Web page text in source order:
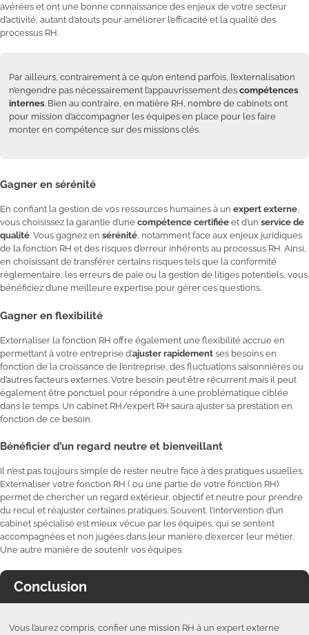
avérées et ont une bonne connaissance des enjeux de votre secteur
d’activité, autant d’atouts pour améliorer l’efficacité et la qualité des
processus RH.
Par ailleurs, contrairement à ce qu’on entend parfois, l’externalisation
n’engendre pas nécessairement l’appauvrissement des compétences
internes. Bien au contraire, en matière RH, nombre de cabinets ont
pour mission d’accompagner les équipes en place pour les faire
monter en compétence sur des missions clés.
Gagner en sérénité
En confiant la gestion de vos ressources humaines à un expert externe,
vous choisissez la garantie d’une compétence certifiée et d’un service de
qualité. Vous gagnez en sérénité, notamment face aux enjeux juridiques
de la fonction RH et des risques d’erreur inhérents au processus RH. Ainsi,
en choisissant de transférer certains risques tels que la conformité
réglementaire, les erreurs de paie ou la gestion de litiges potentiels, vous
bénéficiez d’une meilleure expertise pour gérer ces questions.
Gagner en flexibilité
Externaliser la fonction RH offre également une flexibilité accrue en
permettant à votre entreprise d’ajuster rapidement ses besoins en
fonction de la croissance de l’entreprise, des fluctuations saisonnières ou
d’autres facteurs externes. Votre besoin peut être récurrent mais il peut
également être ponctuel pour répondre à une problématique ciblée
dans le temps. Un cabinet RH/expert RH saura ajuster sa prestation en
fonction de ce besoin.
Bénéficier d’un regard neutre et bienveillant
Il n’est pas toujours simple de rester neutre face à des pratiques usuelles.
Externaliser votre fonction RH ( ou une partie de votre fonction RH)
permet de chercher un regard extérieur, objectif et neutre pour prendre
du recul et réajuster certaines pratiques. Souvent, l’intervention d’un
cabinet spécialisé est mieux vécue par les équipes, qui se sentent
accompagnées et non jugées dans leur manière d’exercer leur métier.
Une autre manière de soutenir vos équipes.
Conclusion
Vous l’aurez compris, confier une mission RH à un expert externe